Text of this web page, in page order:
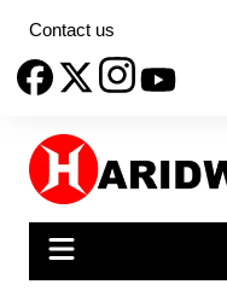
content
Contact us